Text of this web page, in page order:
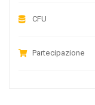
CFU
Partecipazione